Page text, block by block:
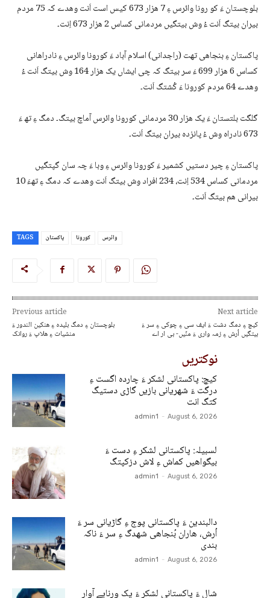
بلوچستان ءَ کو رونا وائرس ءِ 7 ھزار 673 کیس است اَنت وھدے کہ 75 مردم
بیران بیتگ اَنت ءُ وش بیتگیں مردمانی کساس 2 ھزار 673 اِنت۔
پاکستان ءِ بنجاھی تھت (راجدانی) اسلام آباد ءَ کورونا وائرس ءِ نادراھانی
کساس 6 ھزار 699 ءَ سر بیتگ کہ چی ایشاں یک ھزار 164 وش بیتگ اَنت ءُ
وھدے 64 مردم کورونا ءَ کُشتگ اَنت۔
گلگت بلتستان ءَ یک ھزار 30 مردمانی کورونا وائرس آماچ بیتگ۔ دمگ ءِ تھ ءَ
673 نادراہ وش ءُ پانزدہ بیران بیتگ اَنت۔
پاکستان ءِ چیر دستیں کشمیر ءَ کورونا وائرس ءِ وبا ءَ چہ سان گپتگیں
مردمانی کساس 534 اِنت، 234 افراد وش بیتگ اَنت وھدے کہ دمگ ءِ تھءَ 10
بیرانی ھم بیتگ اَنت۔
TAGS پاکستان کورونا وائرس
Previous article
بلوچستان ءِ دمگ بلیدہ ءِ ھنکین الندور ءَ
منشیات ءِ ھلاپ ءَ روانک
Next article
کیچ ءِ دمگ دشت ءَ ایف سی ءِ چوکی ءِ سر ءَ
بیتگیں اُرش ءِ زمہ واری ءَ منّیں- بی ار اے
نوکتریں
کیچ: پاکستانی لشکر ءَ چاردہ اگست ءِ
درگت ءَ شھریانی بازیں گاڑی دستیگ
کتگ انت
admin1 - August 6, 2026
لسبیلہ: پاکستانی لشکر ءِ دست ءَ
بیگواھیں کماش ءِ لاش دزکپتگ
admin1 - August 6, 2026
دالبندین ءَ پاکستانی پوج ءِ گاڑیانی سر ءَ
اُرش، ھاران بُنجاھی شھدگ ءِ سر ءَ ناکہ
بندی
admin1 - August 6, 2026
شال ءَ پاکستانی لشکر ءَ یک ورنایے آوار